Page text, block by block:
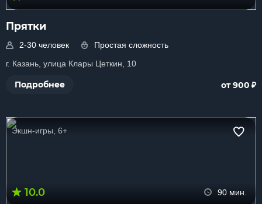
Прятки
2-30 человек
Простая сложность
г. Казань, улица Клары Цеткин, 10
Подробнее от 900 ₽
Экшн-игры, 6+
10.0 90 мин.